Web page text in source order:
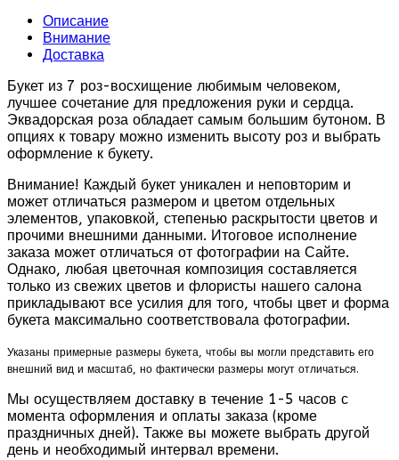
Описание
Внимание
Доставка
Букет из 7 роз-восхищение любимым человеком,
лучшее сочетание для предложения руки и сердца.
Эквадорская роза обладает самым большим бутоном. В
опциях к товару можно изменить высоту роз и выбрать
оформление к букету.
Внимание! Каждый букет уникален и неповторим и
может отличаться размером и цветом отдельных
элементов, упаковкой, степенью раскрытости цветов и
прочими внешними данными. Итоговое исполнение
заказа может отличаться от фотографии на Сайте.
Однако, любая цветочная композиция составляется
только из свежих цветов и флористы нашего салона
прикладывают все усилия для того, чтобы цвет и форма
букета максимально соответствовала фотографии.
Указаны примерные размеры букета, чтобы вы могли представить его
внешний вид и масштаб, но фактически размеры могут отличаться.
Мы осуществляем доставку в течение 1-5 часов с
момента оформления и оплаты заказа (кроме
праздничных дней). Также вы можете выбрать другой
день и необходимый интервал времени.